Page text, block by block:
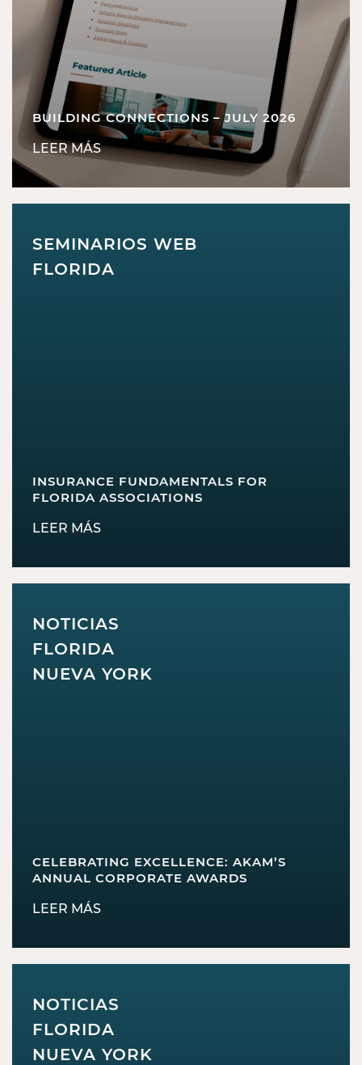
BUILDING CONNECTIONS – JULY 2026
LEER MÁS
SEMINARIOS WEB
FLORIDA
INSURANCE FUNDAMENTALS FOR
FLORIDA ASSOCIATIONS
LEER MÁS
NOTICIAS
FLORIDA
NUEVA YORK
CELEBRATING EXCELLENCE: AKAM’S
ANNUAL CORPORATE AWARDS
LEER MÁS
NOTICIAS
FLORIDA
NUEVA YORK